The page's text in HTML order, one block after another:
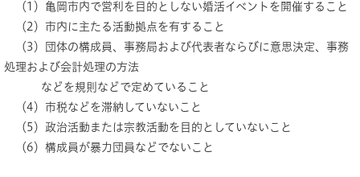
（1）亀岡市内で営利を目的としない婚活イベントを開催すること
（2）市内に主たる活動拠点を有すること
（3）団体の構成員、事務局および代表者ならびに意思決定、事務
処理および会計処理の方法
などを規則などで定めていること
（4）市税などを滞納していないこと
（5）政治活動または宗教活動を目的としていないこと
（6）構成員が暴力団員などでないこと